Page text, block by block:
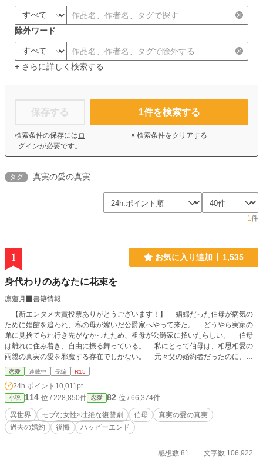
除外ワード
+ さらに詳しく検索する
保存する
検索条件の保存には ロ
グインが必要です。
1件を検索する
× 検索条件をクリアする
タグ 真実の愛の真実
1件
1 お気に入り追加 1,535
身代わりのあなたに花束を
凛蓮月
書籍情報
【新エンタメ大賞投票ありがとうございます！】 娼婦だった伯母が病気の
ために娼館を追われ、私の母が嫁いだ公爵家へやって来た。 どうやら実家の
弟に見捨てられ行き先がなかったため、祖母が公爵家に招いたらしい。 伯母
は離れに住み着き、自由に振る舞っている。 私にとって伯母は、相思相愛の
両親の真実の愛を邪魔する存在でしかない。 元々父の婚約者だったのに、結
婚式当日に駆け落ちし、父を捨てた伯母など、人としてもどうかと思う。 だ
が、自分の命の刻限を知る伯母の行動、その周りの者の言葉── やがて私は伯
母の、両親の真実を知る事になる。 ※ 当作品は、本文、設定等は作者の脳内か
ら出力しています。全ては作者の脳内異世界のお話です。生成AI、校正AIの使用
はしておりません。 ※当作品は、動画、静止画、文章等、いかなる場合におい
ても第三者による無断転載を禁止いたします。発見次第、通報いたします。 ま
た、AIによる学習も許可しておりません。 ※当作品は、他サイトでも「凛蓮
る可能性もございます。 完結まで頑張りますので、よろしくお願いいたしま
恋愛 連載中 長編 R15
24h.ポイント 10,011pt
小説 114 位 / 228,850件 恋愛 82 位 / 66,374件
異世界 モブな女性×壮絶な復讐劇 伯母
真実の愛の真実
過去の婚約
後悔 ハッピーエンド
感想数 81
文字数 106,922